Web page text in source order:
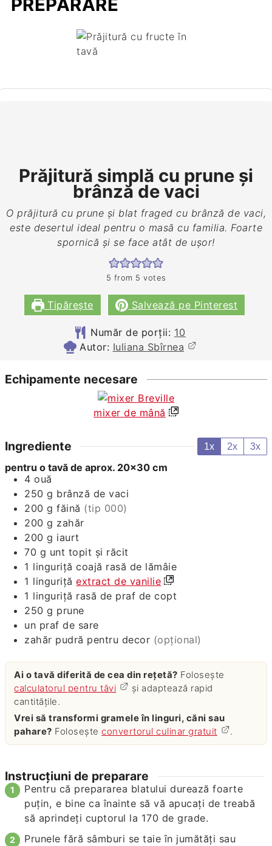
PREPARARE
Prăjitură simplă cu prune şi
brânză de vaci
O prăjitură cu prune și blat fraged cu brânză de vaci,
este desertul ideal pentru o masă cu familia. Foarte
spornică și se face atât de ușor!
5 from 5 votes
Tipărește Salvează pe Pinterest
Număr de porții: 10
Autor: Iuliana Sbîrnea
Echipamente necesare
mixer de mână
Ingrediente 1x 2x 3x
pentru o tavă de aprox. 20x30 cm
4 ouă
250 g brânză de vaci
200 g făină (tip 000)
200 g zahăr
200 g iaurt
70 g unt topit şi răcit
1 linguriţă coajă rasă de lămâie
1 linguriţă extract de vanilie
1 linguriţă rasă de praf de copt
250 g prune
un praf de sare
zahăr pudră pentru decor (opţional)
Ai o tavă diferită de cea din rețetă? Folosește
calculatorul pentru tăvi
și adaptează rapid
cantitățile.
Vrei să transformi gramele în linguri, căni sau
pahare? Foloseșteconvertorul culinar gratuit .
Instrucțiuni de preparare
Pentru că prepararea blatului durează foarte
puţin, e bine ca înainte să vă apucaţi de treabă
să aprindeţi cuptorul la 170 de grade.
Prunele fără sâmburi se taie în jumătăţi sau